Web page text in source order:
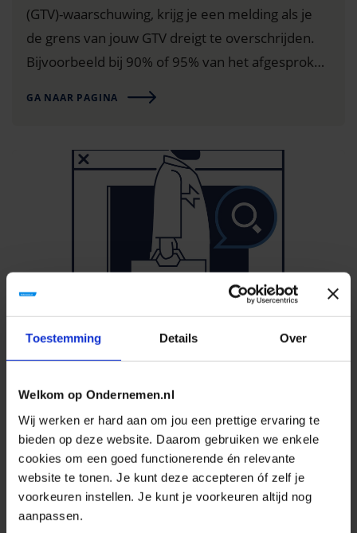
Toestemming Details Over
Welkom op Ondernemen.nl
Wij werken er hard aan om jou een prettige ervaring te
bieden op deze website. Daarom gebruiken we enkele
cookies om een goed functionerende én relevante
website te tonen. Je kunt deze accepteren óf zelf je
voorkeuren instellen. Je kunt je voorkeuren altijd nog
aanpassen.
(GTV)-waarschuwing, krijg je een melding als je
de grens van jouw GTV dreigt te overschrijden.
Bijvoorbeeld bij 90% of 95% van het afgesproken
richting de limiet gaat. Je hebt dan nog tijd om
GA NAAR PAGINA
10 juni 2026
Zoektool: gekwalificeerde
installateurs en energie adviseurs
In het nieuwe en onafhankelijke Netcongestie
Register vinden MKB-bedrijven gekwalificeerde
installateurs en energie adviseurs met de juiste
kennis en ervaring in het aanpakken van
netcongestie vraagstukken. Netcongestie is
uitgegroeid tot een van de grootste knelpunten
GA NAAR PAGINA